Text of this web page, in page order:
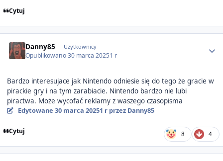
Cytuj
Danny85 Użytkownicy
Opublikowano30 marca 20251 r
Bardzo interesujace jak Nintendo odniesie się do tego że gracie w
pirackie gry i na tym zarabiacie. Nintendo bardzo nie lubi
piractwa. Może wycofać reklamy z waszego czasopisma
Edytowane 30 marca 20251 r przez Danny85
Cytuj 8 4